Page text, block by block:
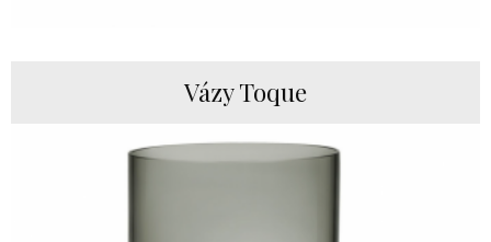
Vázy Toque